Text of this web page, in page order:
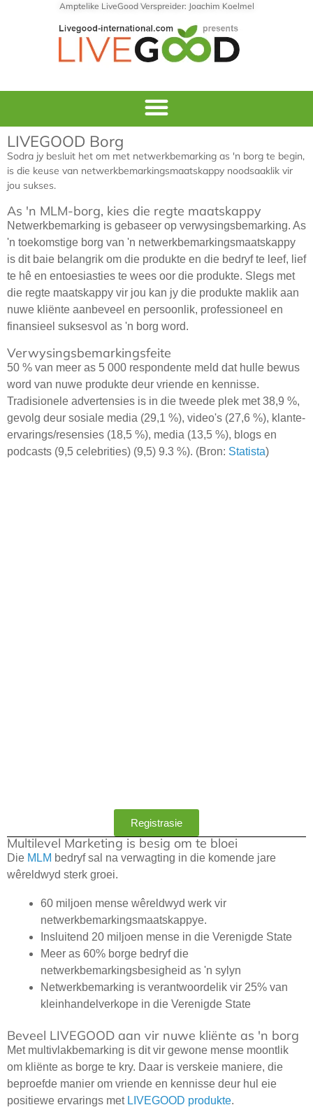
Amptelike LiveGood Verspreider: Joachim Koelmel
LIVEGOOD Borg
Sodra jy besluit het om met netwerkbemarking as 'n borg te begin,
is die keuse van netwerkbemarkingsmaatskappy noodsaaklik vir
jou sukses.
As 'n MLM-borg, kies die regte maatskappy
Netwerkbemarking is gebaseer op verwysingsbemarking. As
'n toekomstige borg van 'n netwerkbemarkingsmaatskappy
is dit baie belangrik om die produkte en die bedryf te leef, lief
te hê en entoesiasties te wees oor die produkte. Slegs met
die regte maatskappy vir jou kan jy die produkte maklik aan
nuwe kliënte aanbeveel en persoonlik, professioneel en
finansieel suksesvol as 'n borg word.
Verwysingsbemarkingsfeite
50 % van meer as 5 000 respondente meld dat hulle bewus
word van nuwe produkte deur vriende en kennisse.
Tradisionele advertensies is in die tweede plek met 38,9 %,
gevolg deur sosiale media (29,1 %), video's (27,6 %), klante-
ervarings/resensies (18,5 %), media (13,5 %), blogs en
podcasts (9,5 celebrities) (9,5) 9.3 %). (Bron: Statista)
Registrasie
Multilevel Marketing is besig om te bloei
Die MLM bedryf sal na verwagting in die komende jare
wêreldwyd sterk groei.
60 miljoen mense wêreldwyd werk vir
netwerkbemarkingsmaatskappye.
Insluitend 20 miljoen mense in die Verenigde State
Meer as 60% borge bedryf die
netwerkbemarkingsbesigheid as 'n sylyn
Netwerkbemarking is verantwoordelik vir 25% van
kleinhandelverkope in die Verenigde State
Beveel LIVEGOOD aan vir nuwe kliënte as 'n borg
Met multivlakbemarking is dit vir gewone mense moontlik
om kliënte as borge te kry. Daar is verskeie maniere, die
beproefde manier om vriende en kennisse deur hul eie
positiewe ervarings met LIVEGOOD produkte.